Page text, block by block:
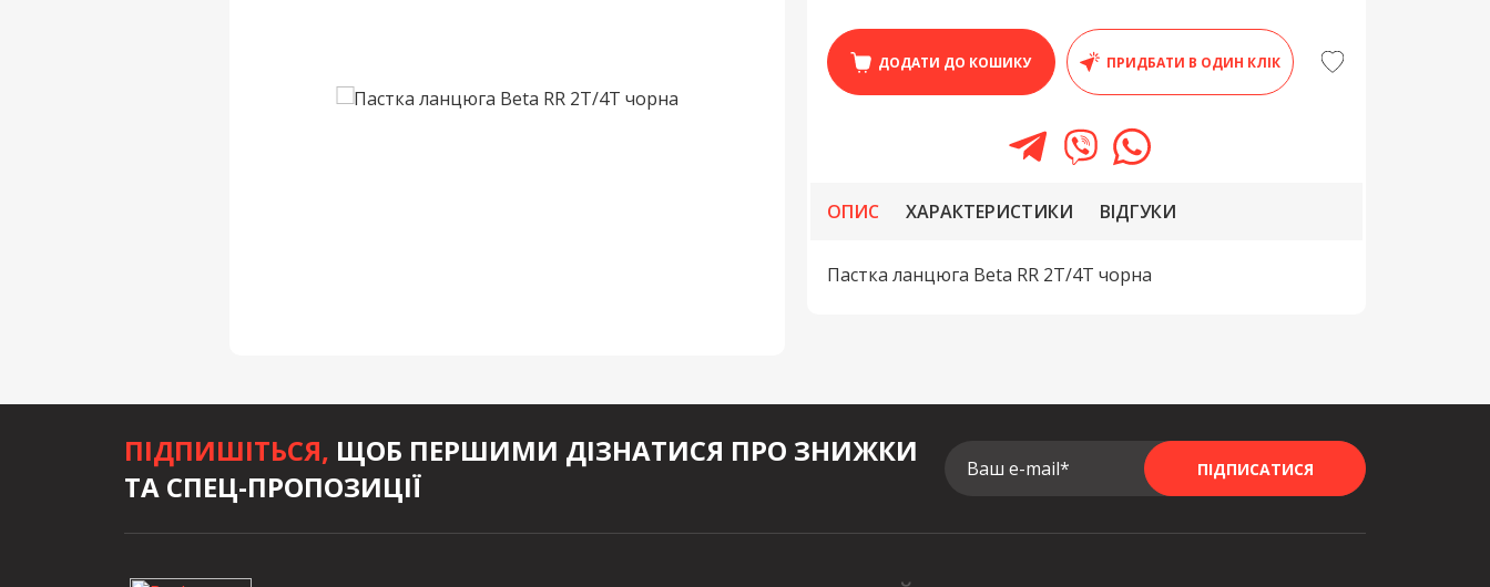
ДОДАТИ ДО КОШИКУ ПРИДБАТИ В ОДИН КЛІК
ОПИС ХАРАКТЕРИСТИКИ ВІДГУКИ
Пастка ланцюга Beta RR 2T/4T чорна
ПІДПИШІТЬСЯ, ЩОБ ПЕРШИМИ ДІЗНАТИСЯ ПРО ЗНИЖКИ
ТА СПЕЦ-ПРОПОЗИЦІЇ
Ваш e-mail* ПІДПИСАТИСЯ